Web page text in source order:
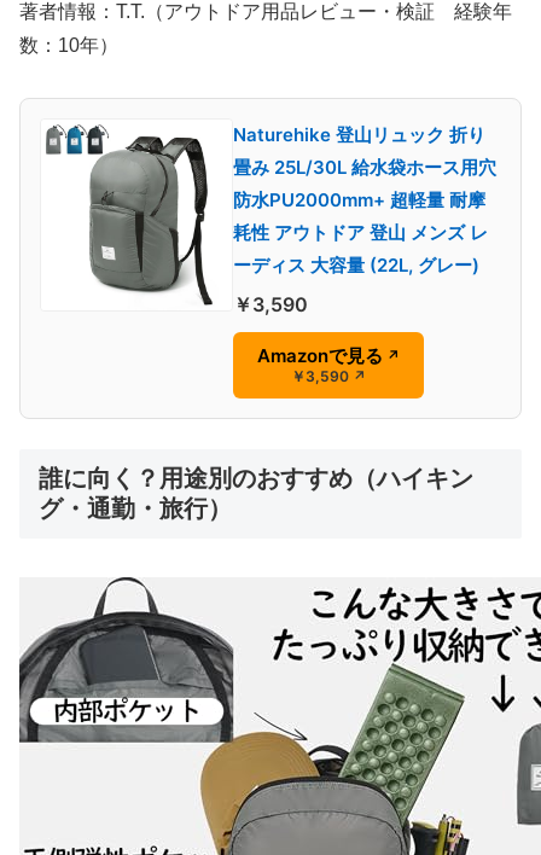
著者情報：T.T.（アウトドア用品レビュー・検証 経験年
数：10年）
Naturehike 登山リュック 折り
畳み 25L/30L 給水袋ホース用穴
防水PU2000mm+ 超軽量 耐摩
耗性 アウトドア 登山 メンズ レ
ーディス 大容量 (22L, グレー)
￥3,590
Amazonで見る ↗
￥3,590 ↗
誰に向く？用途別のおすすめ（ハイキン
グ・通勤・旅行）